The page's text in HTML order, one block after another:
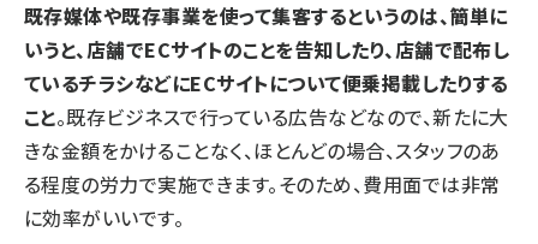
既存媒体や既存事業を使って集客するというのは、簡単に
いうと、店舗でECサイトのことを告知したり、店舗で配布し
ているチラシなどにECサイトについて便乗掲載したりする
こと。既存ビジネスで行っている広告などなので、新たに大
きな金額をかけることなく、ほとんどの場合、スタッフのあ
る程度の労力で実施できます。そのため、費用面では非常
に効率がいいです。